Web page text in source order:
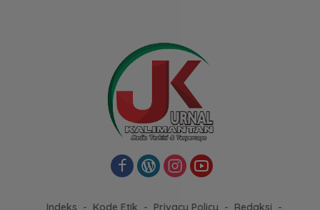
Indeks Kode Etik Privacy Policy Redaksi